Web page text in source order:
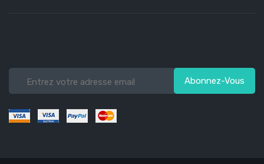
Abonnez-Vous